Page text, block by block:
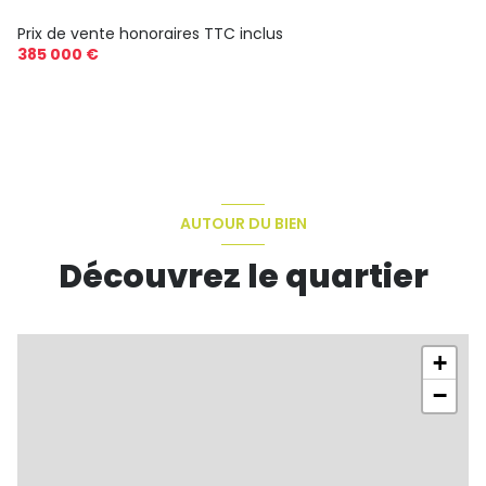
Prix de vente honoraires TTC inclus
385 000 €
AUTOUR DU BIEN
Découvrez le quartier
+
−